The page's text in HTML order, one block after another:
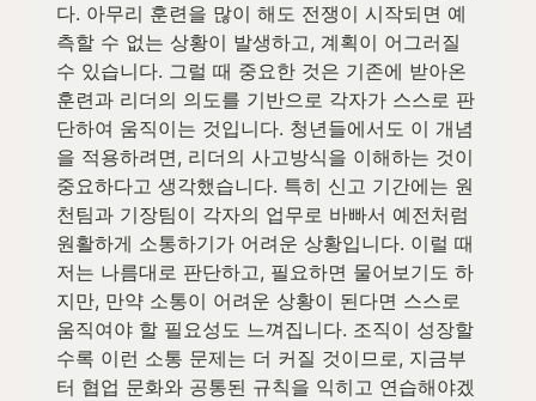
다. 아무리 훈련을 많이 해도 전쟁이 시작되면 예
측할 수 없는 상황이 발생하고, 계획이 어그러질
수 있습니다. 그럴 때 중요한 것은 기존에 받아온
훈련과 리더의 의도를 기반으로 각자가 스스로 판
단하여 움직이는 것입니다. 청년들에서도 이 개념
을 적용하려면, 리더의 사고방식을 이해하는 것이
중요하다고 생각했습니다. 특히 신고 기간에는 원
천팀과 기장팀이 각자의 업무로 바빠서 예전처럼
원활하게 소통하기가 어려운 상황입니다. 이럴 때
저는 나름대로 판단하고, 필요하면 물어보기도 하
지만, 만약 소통이 어려운 상황이 된다면 스스로
움직여야 할 필요성도 느껴집니다. 조직이 성장할
수록 이런 소통 문제는 더 커질 것이므로, 지금부
터 협업 문화와 공통된 규칙을 익히고 연습해야겠